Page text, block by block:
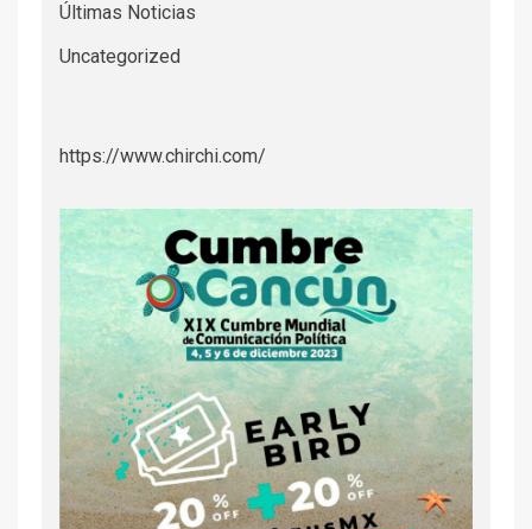
Últimas Noticias
Uncategorized
https://www.chirchi.com/